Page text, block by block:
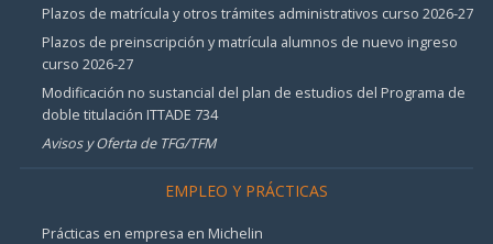
Plazos de matrícula y otros trámites administrativos curso 2026-27
Plazos de preinscripción y matrícula alumnos de nuevo ingreso
curso 2026-27
Modificación no sustancial del plan de estudios del Programa de
doble titulación ITTADE 734
Avisos y Oferta de TFG/TFM
EMPLEO Y PRÁCTICAS
Prácticas en empresa en Michelin